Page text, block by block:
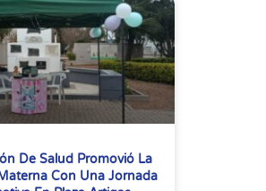
De Salud Promovió La
Con Una Jornada